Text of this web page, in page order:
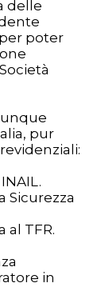
delle
poter
pur
al TFR.
in